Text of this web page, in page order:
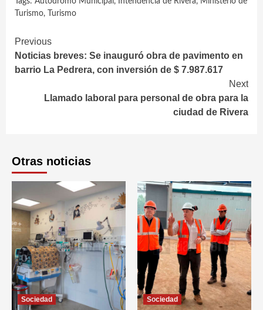
Turismo, Turismo
Continue
Reading
Previous
Noticias breves: Se inauguró obra de pavimento en
barrio La Pedrera, con inversión de $ 7.987.617
Next
Llamado laboral para personal de obra para la
ciudad de Rivera
Otras noticias
Sociedad Sociedad